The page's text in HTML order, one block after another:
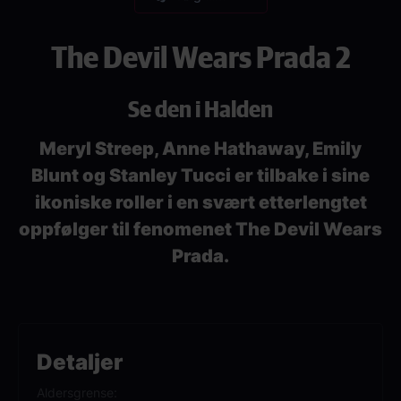
Detaljer
The Devil Wears Prada 2
Se den i Halden
Meryl Streep, Anne Hathaway, Emily
Blunt og Stanley Tucci er tilbake i sine
ikoniske roller i en svært etterlengtet
oppfølger til fenomenet The Devil Wears
Prada.